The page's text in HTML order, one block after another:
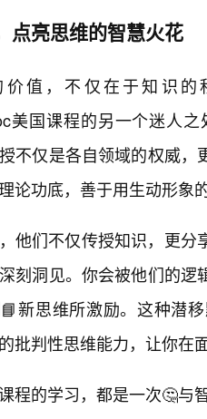
点亮思维的智慧火花
价值，不仅在于知识
美国课程的另一个迷人
不仅是各自领域的权威
论功底，善于用生动形象
他们不仅传授知识，更分
刻洞见。你会被他们的
新思维所激励。这种潜
批判性思维能力，让你在
程的学习，都是一次🤔与